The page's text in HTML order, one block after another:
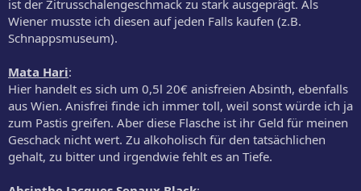
ist der Zitrusschalengeschmack zu stark ausgeprägt. Als
Wiener musste ich diesen auf jeden Falls kaufen (z.B.
Schnappsmuseum).
Mata Hari:
Hier handelt es sich um 0,5l 20€ anisfreien Absinth, ebenfalls
aus Wien. Anisfrei finde ich immer toll, weil sonst würde ich ja
zum Pastis greifen. Aber diese Flasche ist ihr Geld für meinen
Geschack nicht wert. Zu alkoholisch für den tatsächlichen
gehalt, zu bitter und irgendwie fehlt es an Tiefe.